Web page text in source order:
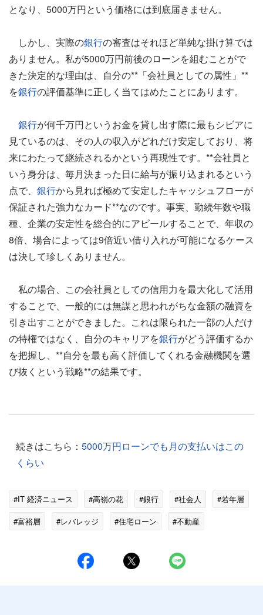
となり、5000万円という価格には到底届きません。
しかし、実際の銀行の審査はそれほど単純な掛け算では
ありません。私が5000万円前後のローンを組むことがで
きた決定的な理由は、自分の**「会社員としての属性」**
を銀行の評価基準に正しく当てはめたことにあります。
銀行が何千万円というお金を貸し出す際に最もシビアに
見ているのは、その人の収入がどれだけ安定しており、将
来にわたって継続されるかという再現性です。**会社員と
いう身分は、毎月決まった日に給与が振り込まれるという
点で、 銀行から見れば極めて安定したキャッシュフローが
保証された強力なカード**なのです。事実、勤続年数や職
種、企業の安定性を総合的にアピールすることで、年収の
8倍、場合によっては9倍近い借り入れが可能になるケース
は決して珍しくありません。
私の場合、この会社員としての信用力を最大化して活用
することで、一般的には無謀と思われがちな金額の融資を
引き出すことができました。これは限られた一部の人だけ
の特権ではなく、自分のキャリアを銀行がどう評価するか
を把握し、**自分を最も高く評価してくれる金融機関を選
び抜くという戦略**の結果です。
続きはこちら： 5000万円ローンでも月の支払いはこの
くらい
#IT 経済ニュース #高嶺の花 #銀行 #社会人
#若年層
#富裕層
#レバレッジ #住宅ローン #不動産